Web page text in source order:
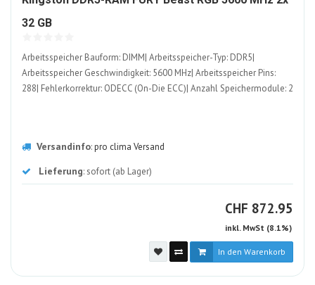
32 GB1387281-
Arbeitsspeicher Bauform: DIMM| Arbeitsspeicher-Typ: DDR5|
Arbeitsspeicher Geschwindigkeit: 5600 MHz| Arbeitsspeicher Pins:
288| Fehlerkorrektur: ODECC (On-Die ECC)| Anzahl Speichermodule: 2
Versandinfo:pro clima Versand
Lieferung: sofort (ab Lager)
CHF CHF
872.95
inkl. MwSt (8.1%)
In den Warenkorb